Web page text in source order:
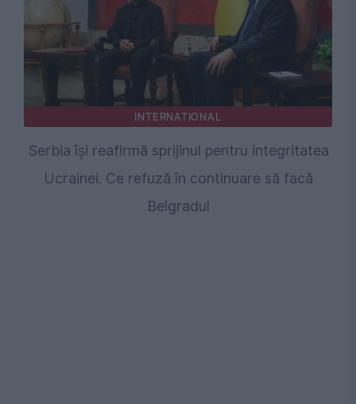
INTERNATIONAL
Serbia își reafirmă sprijinul pentru integritatea
Ucrainei. Ce refuză în continuare să facă
Belgradul